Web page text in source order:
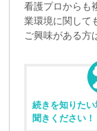
看護プロからも
業環境に関して
ご興味がある方
続きを知りた
聞きください！